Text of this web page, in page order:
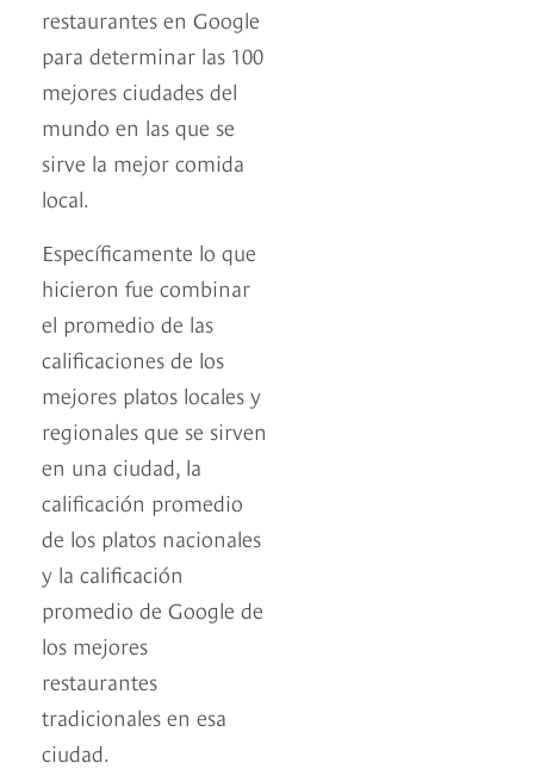
restaurantes en Google
para determinar las 100
mejores ciudades del
mundo en las que se
sirve la mejor comida
local.
Específicamente lo que
hicieron fue combinar
el promedio de las
calificaciones de los
mejores platos locales y
regionales que se sirven
en una ciudad, la
calificación promedio
de los platos nacionales
y la calificación
promedio de Google de
los mejores
restaurantes
tradicionales en esa
ciudad.